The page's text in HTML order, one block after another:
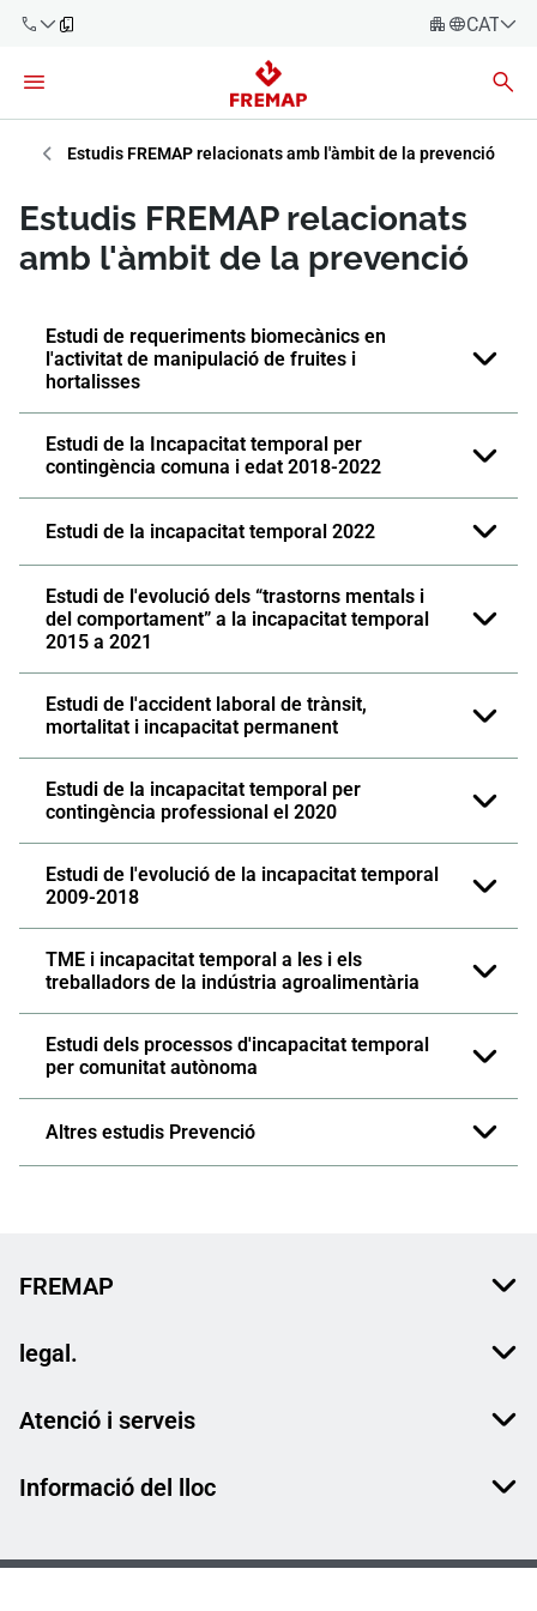
900 61 00
61
+34 91
919 61 61
900 61 00
CATALÀ
Español
Euskara
Valencià
Empreses
Treballadors
Autònoms
Proveïdors
Estudis FREMAP relacionats amb l'àmbit de la prevenció
Estudis FREMAP relacionats
amb l'àmbit de la prevenció
Estudi de requeriments biomecànics en
l'activitat de manipulació de fruites i
hortalisses
Estudi de la Incapacitat temporal per
contingència comuna i edat 2018-2022
Estudi de la incapacitat temporal 2022
Estudi de l'evolució dels “trastorns mentals i
del comportament” a la incapacitat temporal
2015 a 2021
Estudi de l'accident laboral de trànsit,
mortalitat i incapacitat permanent
Estudi de la incapacitat temporal per
contingència professional el 2020
Estudi de l'evolució de la incapacitat temporal
2009-2018
TME i incapacitat temporal a les i els
treballadors de la indústria agroalimentària
Estudi dels processos d'incapacitat temporal
per comunitat autònoma
Altres estudis Prevenció
FREMAP
legal.
Atenció i serveis
Informació del lloc